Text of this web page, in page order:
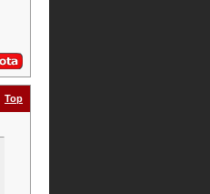
Top